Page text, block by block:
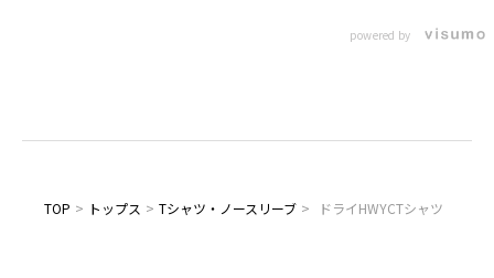
powered by
TOP > トップス > Tシャツ・ノースリーブ > ドライHWYCTシャツ